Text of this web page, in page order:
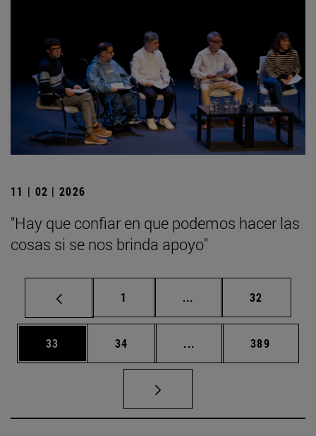
11 | 02 | 2026
"Hay que confiar en que podemos hacer las
cosas si se nos brinda apoyo"
Página
1 ... Páginas intermedias
Página
32
Página
33 Página
34 ... Páginas intermedias
Página
389